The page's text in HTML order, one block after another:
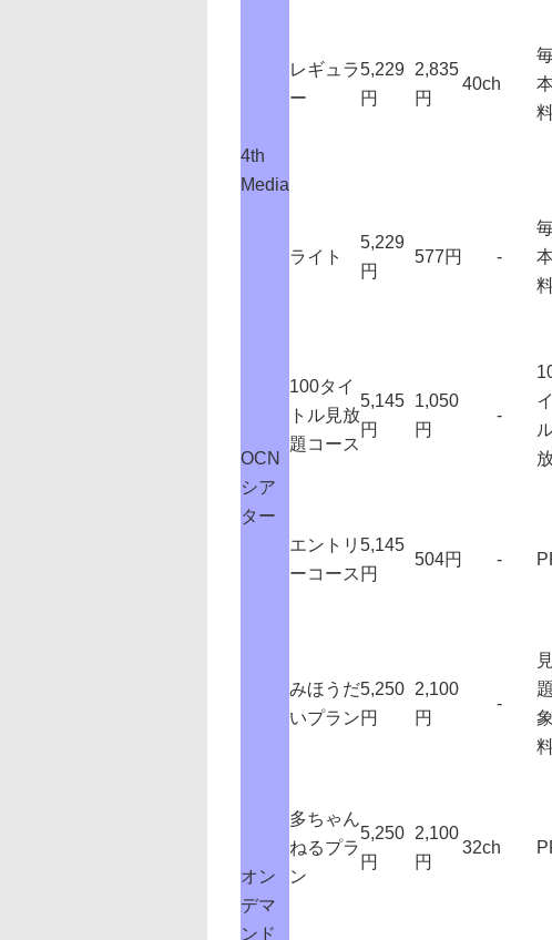
4th
Media
レギュラ
ー
5,229
円
2,835
円
40ch
ライト
5,229
円
577円 -
OCN
シア
ター
100タイ
トル見放
題コース
5,145
円
1,050
円
-
エントリ
ーコース
5,145
円
504円 -
オン
デマ
ンド
みほうだ
いプラン
5,250
円
2,100
円
-
多ちゃん
ねるプラ
ン
5,250
円
2,100
円
32ch